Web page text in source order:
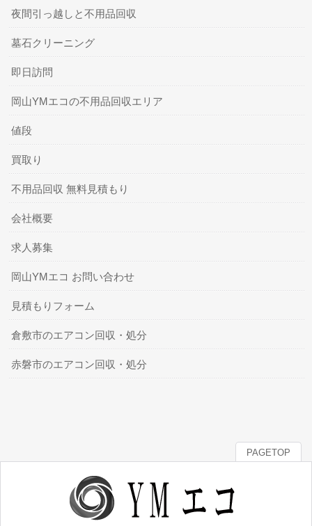
夜間引っ越しと不用品回収
墓石クリーニング
即日訪問
岡山YMエコの不用品回収エリア
値段
買取り
不用品回収 無料見積もり
会社概要
求人募集
岡山YMエコ お問い合わせ
見積もりフォーム
倉敷市のエアコン回収・処分
赤磐市のエアコン回収・処分
PAGETOP